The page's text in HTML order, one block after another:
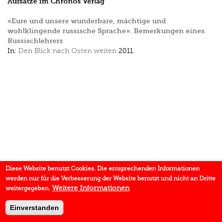
«Eure und unsere wunderbare, mächtige und
wohlklingende russische Sprache». Bemerkungen eines
Russischlehrers
In: Den Blick nach Osten weiten 2011.
Diese Website benutzt Cookies. Die entsprechenden Informationen
werden nur für die Verbesserung der Website benutzt und nicht an Dritte
weitergegeben. Weitere Informationen
Einverstanden